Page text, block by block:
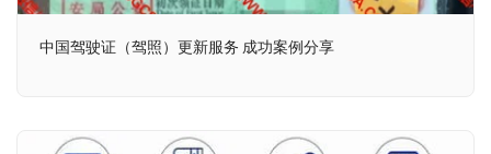
中国驾驶证（驾照）更新服务 成功案例分享